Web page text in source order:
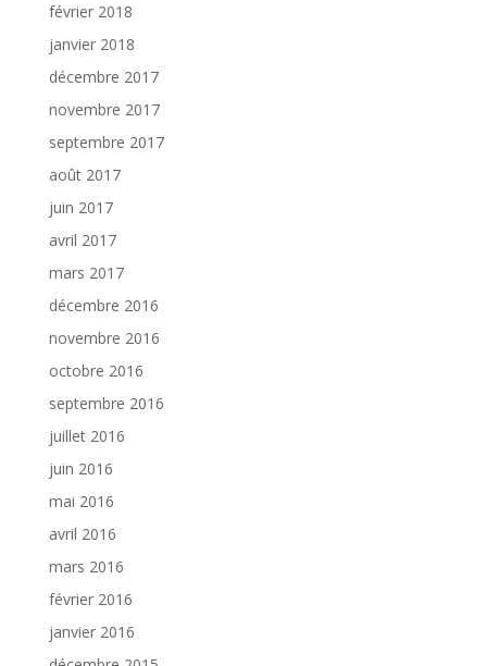
février 2018
janvier 2018
décembre 2017
novembre 2017
septembre 2017
août 2017
juin 2017
avril 2017
mars 2017
décembre 2016
novembre 2016
octobre 2016
septembre 2016
juillet 2016
juin 2016
mai 2016
avril 2016
mars 2016
février 2016
janvier 2016